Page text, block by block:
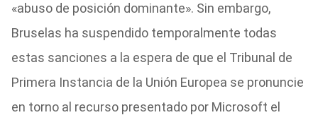
«abuso de posición dominante». Sin embargo,
Bruselas ha suspendido temporalmente todas
estas sanciones a la espera de que el Tribunal de
Primera Instancia de la Unión Europea se pronuncie
en torno al recurso presentado por Microsoft el